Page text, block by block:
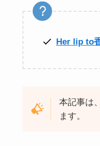
Her lip to
本記事は、
ます。